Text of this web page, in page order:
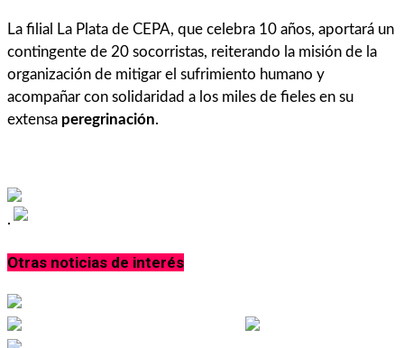
La filial La Plata de CEPA, que celebra 10 años, aportará un
contingente de 20 socorristas, reiterando la misión de la
organización de mitigar el sufrimiento humano y
acompañar con solidaridad a los miles de fieles en su
extensa peregrinación.
.
Otras noticias de interés